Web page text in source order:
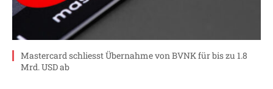
Mastercard schliesst Übernahme von BVNK für bis zu 1.8
Mrd. USD ab